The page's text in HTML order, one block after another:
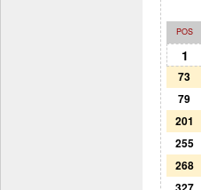
POS
1
73
79
201
255
268